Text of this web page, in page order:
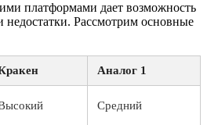
платформами дает возможность
недостатки. Рассмотрим основные
Аналог 1
Средний